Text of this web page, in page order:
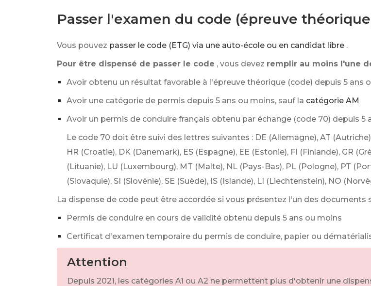
Passer l'examen du code (épreuve
Vous pouvez passer le code (ETG) via une auto-école ou en candidat libre .
Pour être dispensé de passer le code , vous devez remplir au moins l'une
Avoir obtenu un résultat favorable à l'épreuve théorique (code) depuis 5 ans
Avoir une catégorie de permis depuis 5 ans ou moins, sauf la catégorie AM
Avoir un permis de conduire français obtenu par échange (code 70) depuis 5
Le code 70 doit être suivi des lettres suivantes : DE (Allemagne), AT
HR (Croatie), DK (Danemark), ES (Espagne), EE (Estonie), FI (Finlande), GR
(Lituanie), LU (Luxembourg), MT (Malte), NL (Pays-Bas), PL (Pologne), PT
(Slovaquie), SI (Slovénie), SE (Suède), IS (Islande), LI (Liechtenstein), NO
La dispense de code peut être accordée si vous présentez l'un des documents
Permis de conduire en cours de validité obtenu depuis 5 ans ou moins
Certificat d'examen temporaire du permis de conduire, papier ou
Attention
Depuis 2021, les catégories A1 ou A2 ne permettent plus d'obtenir une